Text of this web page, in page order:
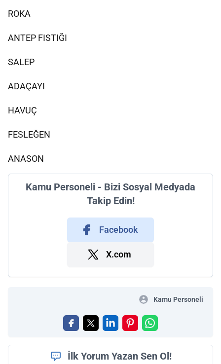
ROKA
ANTEP FISTIĞI
SALEP
ADAÇAYI
HAVUÇ
FESLEĞEN
ANASON
Kamu Personeli - Bizi Sosyal Medyada
Takip Edin!
Facebook
X.com
Kamu Personeli
İlk Yorum Yazan Sen Ol!